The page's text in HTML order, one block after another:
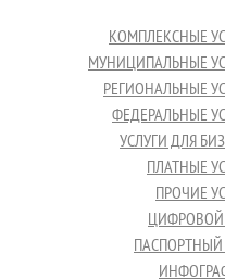
КОМПЛЕКСНЫЕ
МУНИЦИПАЛЬНЫЕ
РЕГИОНАЛЬНЫЕ
ФЕДЕРАЛЬНЫЕ
УСЛУГИ ДЛЯ
ПЛАТНЫЕ
ПРОЧИЕ
ПАСПОРТНЫЙ